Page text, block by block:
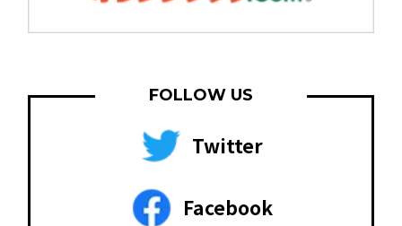
FOLLOW US
Twitter
Facebook